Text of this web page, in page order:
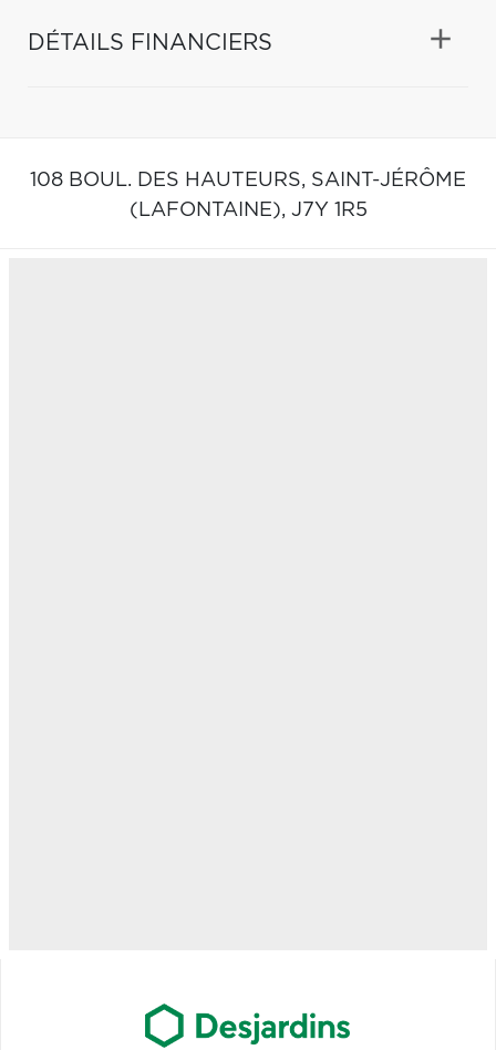
DÉTAILS FINANCIERS
108 BOUL. DES HAUTEURS, SAINT-JÉRÔME
(LAFONTAINE), J7Y 1R5